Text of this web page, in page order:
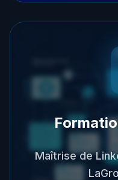
Maîtrise de